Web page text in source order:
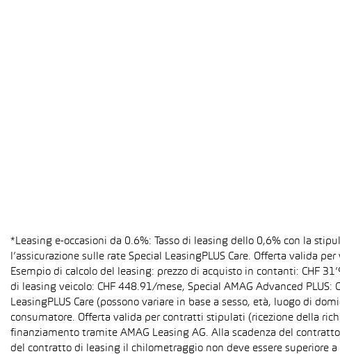
*Leasing e-occasioni da 0.6%: Tasso di leasing dello 0,6% con la
l’assicurazione sulle rate Special LeasingPLUS Care. Offerta valida
Esempio di calcolo del leasing: prezzo di acquisto in contanti: CHF
di leasing veicolo: CHF 448.91/mese, Special AMAG Advanced
LeasingPLUS Care (possono variare in base a sesso, età, luogo di
consumatore. Offerta valida per contratti stipulati (ricezione della
finanziamento tramite AMAG Leasing AG. Alla scadenza del
del contratto di leasing il chilometraggio non deve essere superiore